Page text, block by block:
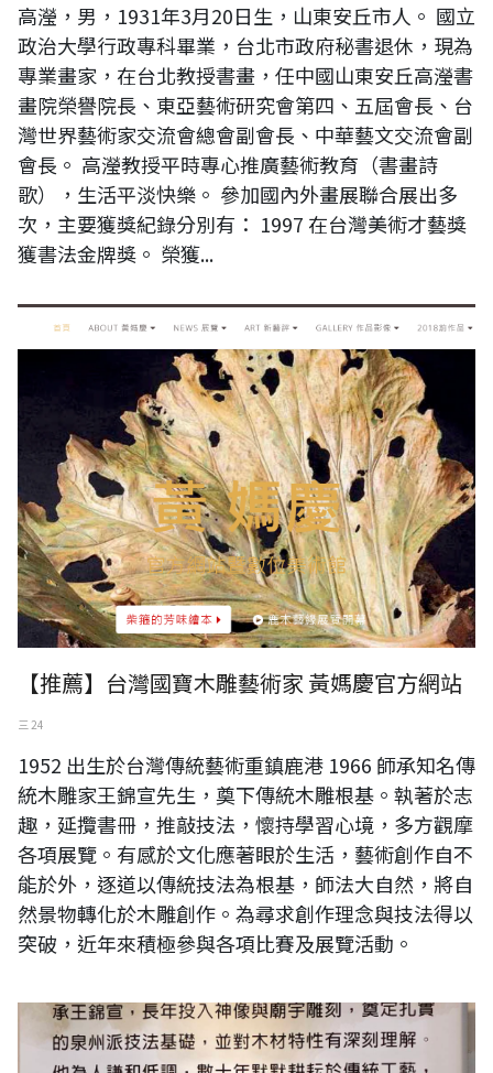
高瀅，男，1931年3月20日生，山東安丘市人。 國立
政治大學行政專科畢業，台北市政府秘書退休，現為
專業畫家，在台北教授書畫，任中國山東安丘高瀅書
畫院榮譽院長、東亞藝術研究會第四、五屆會長、台
灣世界藝術家交流會總會副會長、中華藝文交流會副
會長。 高瀅教授平時專心推廣藝術教育（書畫詩
歌），生活平淡快樂。 參加國內外畫展聯合展出多
次，主要獲獎紀錄分別有： 1997 在台灣美術才藝獎
獲書法金牌獎。 榮獲...
【推薦】台灣國寶木雕藝術家 黃媽慶官方網站
三 24
1952 出生於台灣傳統藝術重鎮鹿港 1966 師承知名傳
統木雕家王錦宣先生，奠下傳統木雕根基。執著於志
趣，延攬書冊，推敲技法，懷持學習心境，多方觀摩
各項展覽。有感於文化應著眼於生活，藝術創作自不
能於外，逐道以傳統技法為根基，師法大自然，將自
然景物轉化於木雕創作。為尋求創作理念與技法得以
突破，近年來積極參與各項比賽及展覽活動。
花深忘卻來時路-黃媽慶木雕展現場